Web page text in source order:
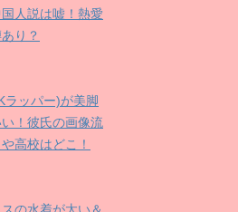
人説は嘘！熱愛
り？
ラッパー)が美脚
！彼氏の画像流
高校はどこ！